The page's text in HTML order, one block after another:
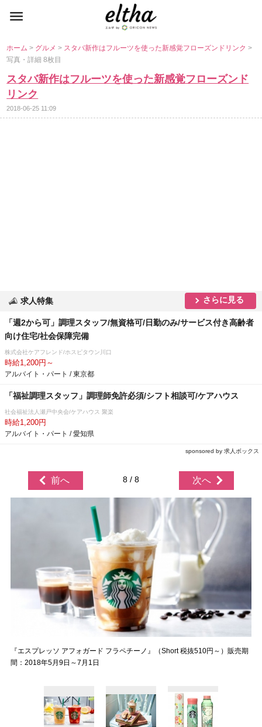
ホーム> グルメ> スタバ新作はフルーツを使った新感覚フローズンドリンク>
写真・詳細 8枚目
スタバ新作はフルーツを使った新感覚フローズンド
リンク
2018-06-25 11:09
求人特集 さらに見る
「週2から可」調理スタッフ/無資格可/日勤のみ/サービス付き高齢者
向け住宅/社会保障完備
株式会社ケアフレンド/ホスピタウン川口
時給1,200円～
アルバイト・パート / 東京都
「福祉調理スタッフ」調理師免許必須/シフト相談可/ケアハウス
社会福祉法人瀬戸中央会/ケアハウス 聚楽
時給1,200円
アルバイト・パート / 愛知県
sponsored by 求人ボックス
前へ 8 / 8 次へ
『エスプレッソ アフォガード フラペチーノ』（Short 税抜510円～）販売期
間：2018年5月9日～7月1日